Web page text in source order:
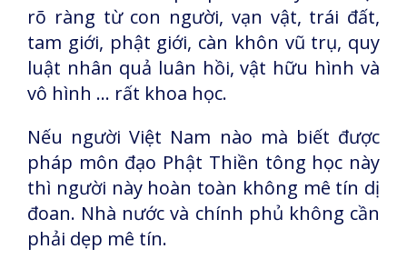
rõ ràng từ con người, vạn vật, trái đất,
tam giới, phật giới, càn khôn vũ trụ, quy
luật nhân quả luân hồi, vật hữu hình và
vô hình ... rất khoa học.
Nếu người Việt Nam nào mà biết được
pháp môn đạo Phật Thiền tông học này
thì người này hoàn toàn không mê tín dị
đoan. Nhà nước và chính phủ không cần
phải dẹp mê tín.